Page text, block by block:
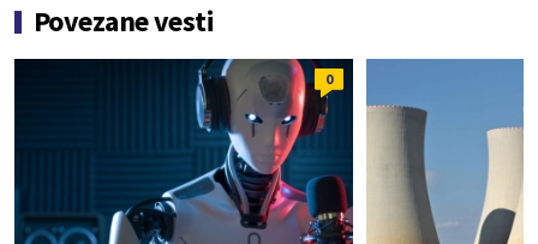
Povezane vesti
0